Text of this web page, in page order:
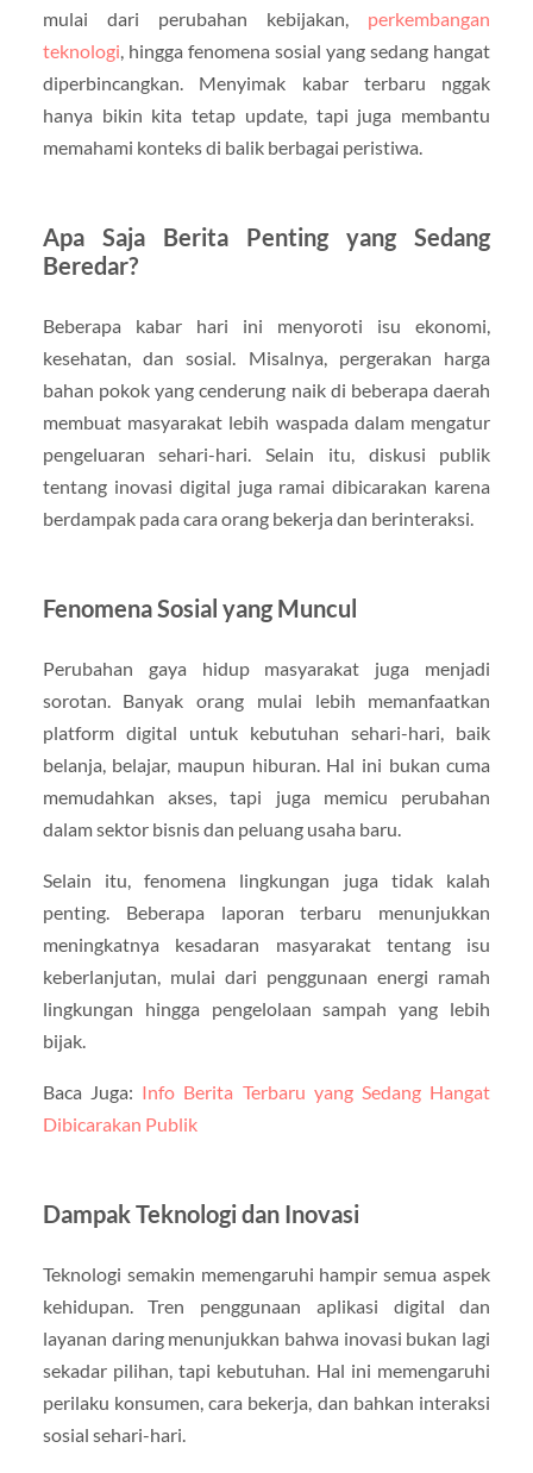
mulai dari perubahan kebijakan, perkembangan
teknologi, hingga fenomena sosial yang sedang hangat
diperbincangkan. Menyimak kabar terbaru nggak
hanya bikin kita tetap update, tapi juga membantu
memahami konteks di balik berbagai peristiwa.
Apa Saja Berita Penting yang Sedang
Beredar?
Beberapa kabar hari ini menyoroti isu ekonomi,
kesehatan, dan sosial. Misalnya, pergerakan harga
bahan pokok yang cenderung naik di beberapa daerah
membuat masyarakat lebih waspada dalam mengatur
pengeluaran sehari-hari. Selain itu, diskusi publik
tentang inovasi digital juga ramai dibicarakan karena
berdampak pada cara orang bekerja dan berinteraksi.
Fenomena Sosial yang Muncul
Perubahan gaya hidup masyarakat juga menjadi
sorotan. Banyak orang mulai lebih memanfaatkan
platform digital untuk kebutuhan sehari-hari, baik
belanja, belajar, maupun hiburan. Hal ini bukan cuma
memudahkan akses, tapi juga memicu perubahan
dalam sektor bisnis dan peluang usaha baru.
Selain itu, fenomena lingkungan juga tidak kalah
penting. Beberapa laporan terbaru menunjukkan
meningkatnya kesadaran masyarakat tentang isu
keberlanjutan, mulai dari penggunaan energi ramah
lingkungan hingga pengelolaan sampah yang lebih
bijak.
Baca Juga: Info Berita Terbaru yang Sedang Hangat
Dibicarakan Publik
Dampak Teknologi dan Inovasi
Teknologi semakin memengaruhi hampir semua aspek
kehidupan. Tren penggunaan aplikasi digital dan
layanan daring menunjukkan bahwa inovasi bukan lagi
sekadar pilihan, tapi kebutuhan. Hal ini memengaruhi
perilaku konsumen, cara bekerja, dan bahkan interaksi
sosial sehari-hari.